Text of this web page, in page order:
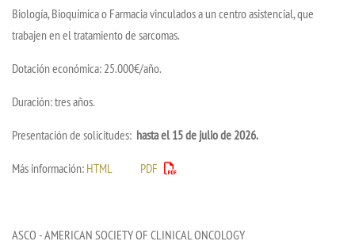
Biología, Bioquímica o Farmacia vinculados a un centro asistencial, que
trabajen en el tratamiento de sarcomas.
Dotación económica: 25.000€/año.
Duración: tres años.
Presentación de solicitudes: hasta el 15 de julio de 2026.
Más información: HTML PDF
ASCO - AMERICAN SOCIETY OF CLINICAL ONCOLOGY